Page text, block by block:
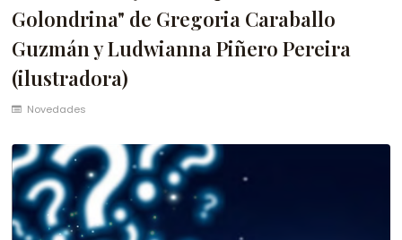
Golondrina" de Gregoria Caraballo
Guzmán y Ludwianna Piñero Pereira
(ilustradora)
Novedades